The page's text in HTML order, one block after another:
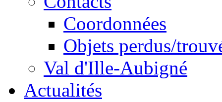
Coordonnées
Objets perdus/
Val d'Ille-Aubigné
Actualités